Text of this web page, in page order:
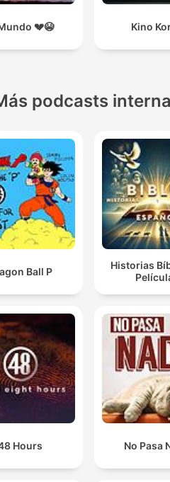
💔😭 Kino
podcasts
Ball P
Historias
Hours No Pasa